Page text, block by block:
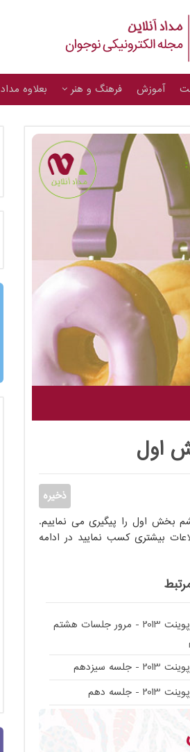
آموزش فرهنگ و هنر بعلاوه مداد
اول
بخش اول را پیگیری می نماییم.
بیشتری کسب نمایید در ادامه
آموزش پاورپوینت 2013 - مرور جلسات هشتم
سیزدهم
- جلسه دهم